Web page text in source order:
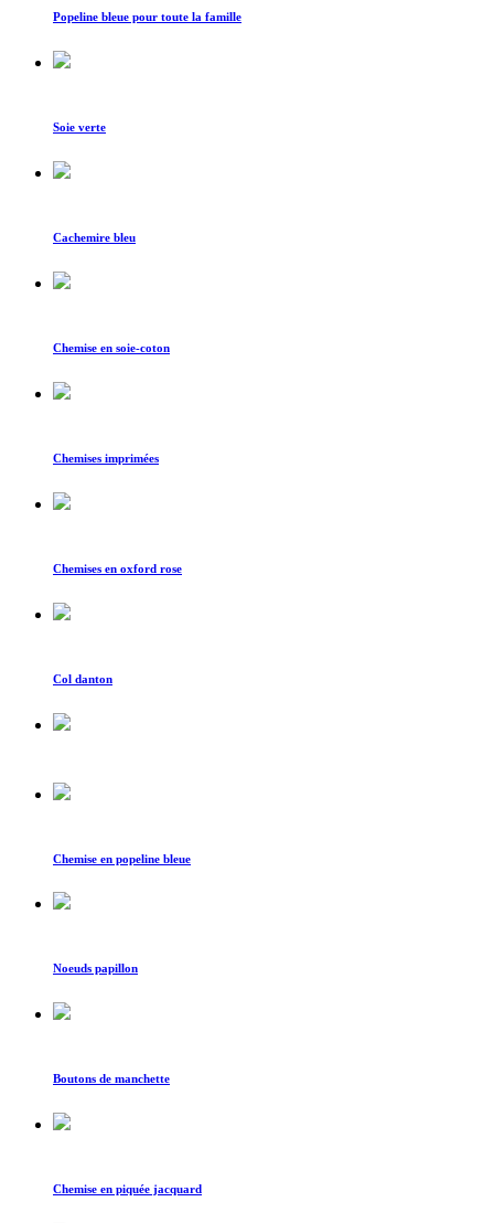
Popeline bleue pour toute la famille
Soie verte
Cachemire bleu
Chemise en soie-coton
Chemises imprimées
Chemises en oxford rose
Col danton
Chemise en popeline bleue
Noeuds papillon
Boutons de manchette
Chemise en piquée jacquard